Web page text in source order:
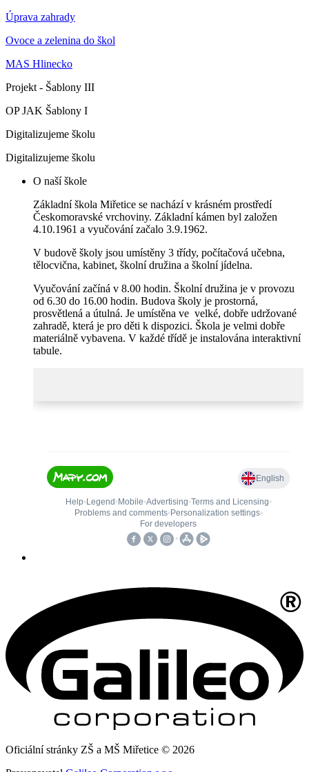
Úprava zahrady
Ovoce a zelenina do škol
MAS Hlinecko
Projekt - Šablony III
OP JAK Šablony I
Digitalizujeme školu
Digitalizujeme školu
O naší škole
Základní škola Miřetice se nachází v krásném prostředí
Českomoravské vrchoviny. Základní kámen byl založen
4.10.1961 a vyučování začalo 3.9.1962.
V budově školy jsou umístěny 3 třídy, počítačová učebna,
tělocvična, kabinet, školní družina a školní jídelna.
Vyučování začíná v 8.00 hodin. Školní družina je v provozu
od 6.30 do 16.00 hodin. Budova školy je prostorná,
prosvětlená a útulná. Je umístěna ve velké, dobře udržované
zahradě, která je pro děti k dispozici. Škola je velmi dobře
materiálně vybavena. V každé třídě je instalována interaktivní
tabule.
Oficiální stránky ZŠ a MŠ Miřetice © 2026